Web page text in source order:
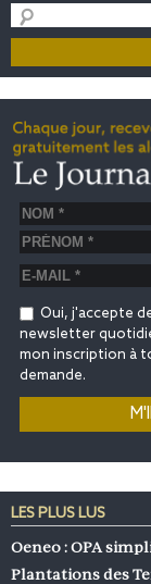
Oui, j'accepte
newsletter
mon inscription à
demande.
LES PLUS LUS
Oeneo : OPA
Plantations des